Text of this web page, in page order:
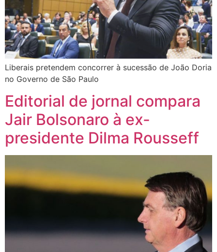
Liberais pretendem concorrer à sucessão de João Doria
no Governo de São Paulo
Editorial de jornal compara
Jair Bolsonaro à ex-
presidente Dilma Rousseff